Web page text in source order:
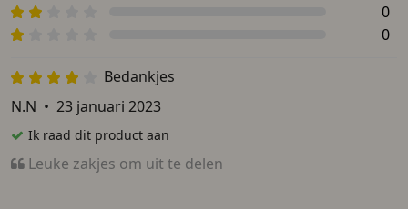
0
0
Bedankjes
N.N • 23 januari 2023
Ik raad dit product aan
Leuke zakjes om uit te delen